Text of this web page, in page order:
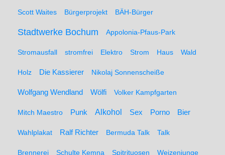
Scott Waites Bürgerprojekt BÄH-Bürger
Stadtwerke Bochum Appolonia-Pfaus-Park
Stromausfall stromfrei Elektro Strom Haus Wald
Holz Die Kassierer Nikolaj Sonnenscheiße
Wolfgang Wendland Wölfi Volker Kampfgarten
Mitch Maestro Punk Alkohol Sex Porno Bier
Wahlplakat Ralf Richter Bermuda Talk Talk
Brennerei Schulte Kemna Spitrituosen Weizenjunge